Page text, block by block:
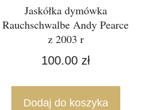
Jaskółka dymówka
Rauchschwalbe Andy Pearce
z 2003 r
100.00 zł
Dodaj do koszyka